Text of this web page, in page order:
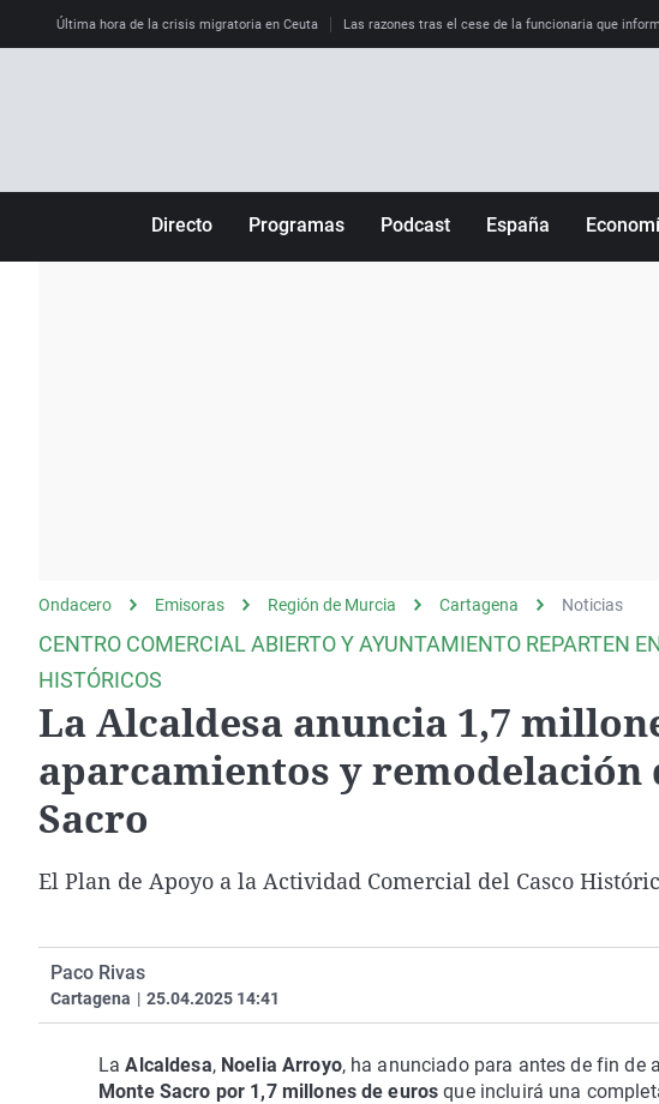
Última hora de la crisis migratoria en Ceuta Las razones tras el cese de la funcionaria que
Directo Programas
gato
Podcast España
País Vasco
Ondacero Emisoras Región de Murcia Cartagena Noticias
CENTRO COMERCIAL ABIERTO Y AYUNTAMIENTO REPARTEN
HISTÓRICOS
La Alcaldesa anuncia 1,7
aparcamientos y
Sacro
El Plan de Apoyo a la Actividad Comercial del Casco
Paco Rivas
Cartagena | 25.04.2025 14:41
LaAlcaldesa, Noelia Arroyo, ha anunciado para antes de fin de
Monte Sacro por 1,7 millones de euros que incluirá una